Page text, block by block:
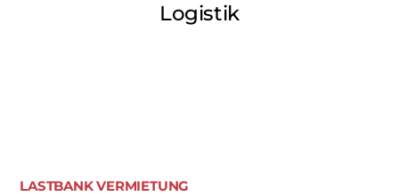
Logistik
LASTBANK VERMIETUNG